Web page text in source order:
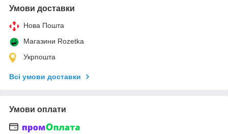
Умови доставки
Нова Пошта
Магазини Rozetka
Укрпошта
Всі умови доставки
Умови оплати